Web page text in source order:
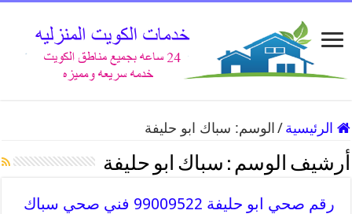
الرئيسية / الوسم: سباك ابو حليفة
أرشيف الوسم : سباك ابو حليفة
رقم صحي ابو حليفة 99009522 فني صحي سباك